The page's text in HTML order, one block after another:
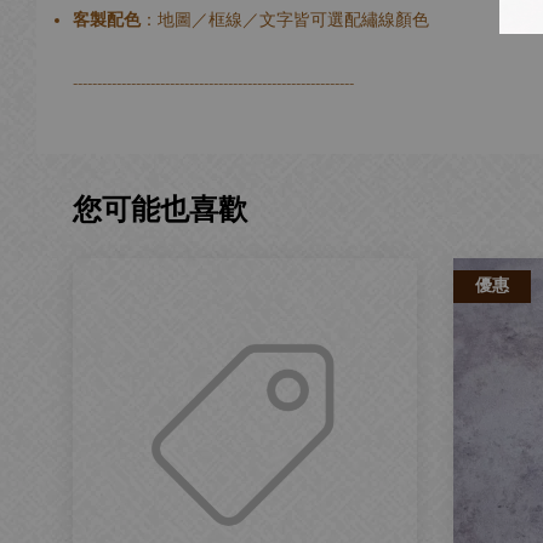
客製配色：地圖／框線／文字皆可選配繡線顏色
----------------------------------------------------------
您可能也喜歡
優惠